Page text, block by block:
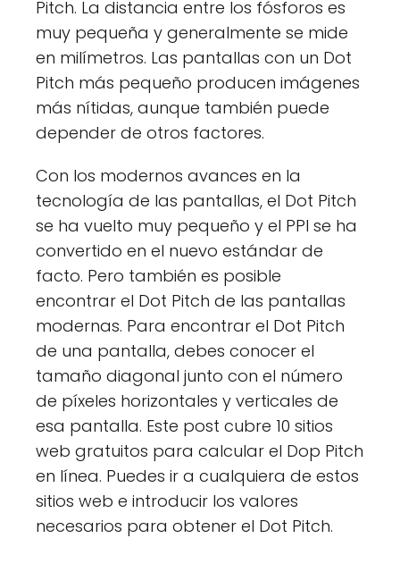
Pitch. La distancia entre los fósforos es
muy pequeña y generalmente se mide
en milímetros. Las pantallas con un Dot
Pitch más pequeño producen imágenes
más nítidas, aunque también puede
depender de otros factores.
Con los modernos avances en la
tecnología de las pantallas, el Dot Pitch
se ha vuelto muy pequeño y el PPI se ha
convertido en el nuevo estándar de
facto. Pero también es posible
encontrar el Dot Pitch de las pantallas
modernas. Para encontrar el Dot Pitch
de una pantalla, debes conocer el
tamaño diagonal junto con el número
de píxeles horizontales y verticales de
esa pantalla. Este post cubre 10 sitios
web gratuitos para calcular el Dop Pitch
en línea. Puedes ir a cualquiera de estos
sitios web e introducir los valores
necesarios para obtener el Dot Pitch.